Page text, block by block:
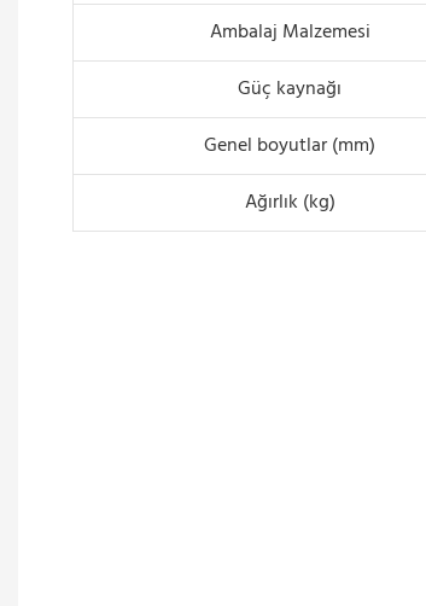
Ambalaj Malzemesi
Güç kaynağı
Genel boyutlar (mm)
Ağırlık (kg)